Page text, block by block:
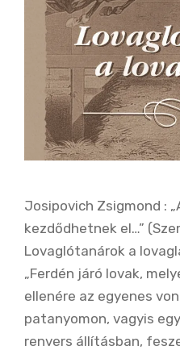
Josipovich Zsigmond :
kezdődhetnek el…”
Lovaglótanárok a
„Ferdén járó lovak,
ellenére az egyenes
patanyomon, vagyis
renvers állításban,